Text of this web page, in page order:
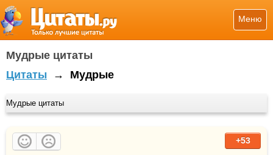
Меню
Мудрые цитаты
Цитаты → Мудрые
Мудрые цитаты
+53